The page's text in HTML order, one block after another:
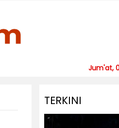
Jum'at,
TERKINI